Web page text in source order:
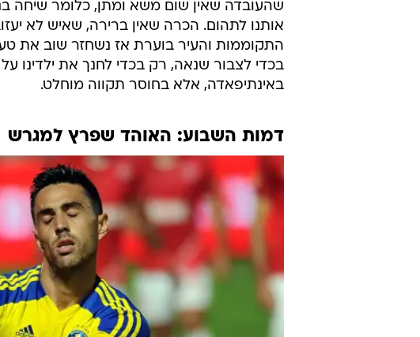
שהעובדה שאין שום משא ומתן, כלומר שיחה
אותנו לתהום. הכרה שאין ברירה, שאיש לא
התקוממות והעיר בוערת אז נשחזר שוב את
בכדי לצבור שנאה, רק בכדי לחנך את ילדינו
באינתיפאדה, אלא בחוסר תקווה מוחלט.
דמות השבוע: האוהד שפרץ למגרש